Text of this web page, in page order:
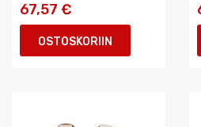
67,57 €
OSTOSKORIIN